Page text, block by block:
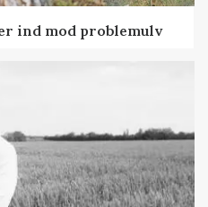
ind mod problemulv